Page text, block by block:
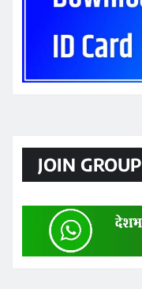
JOIN GROUP